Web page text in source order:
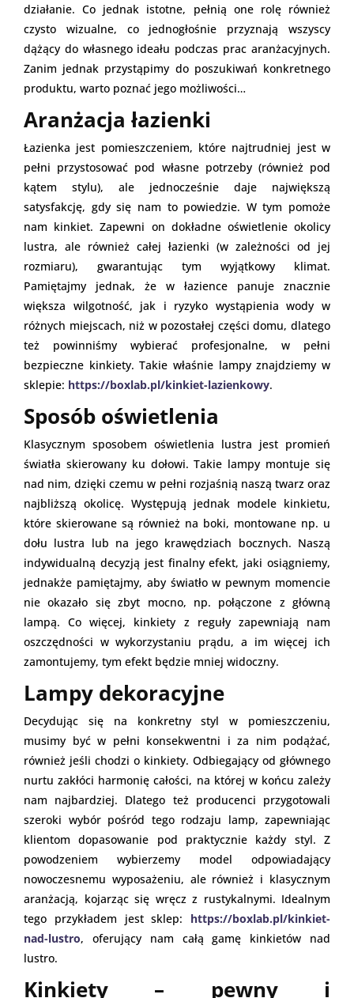
działanie. Co jednak istotne, pełnią one rolę również
czysto wizualne, co jednogłośnie przyznają wszyscy
dążący do własnego ideału podczas prac aranżacyjnych.
Zanim jednak przystąpimy do poszukiwań konkretnego
produktu, warto poznać jego możliwości…
Aranżacja łazienki
Łazienka jest pomieszczeniem, które najtrudniej jest w
pełni przystosować pod własne potrzeby (również pod
kątem stylu), ale jednocześnie daje największą
satysfakcję, gdy się nam to powiedzie. W tym pomoże
nam kinkiet. Zapewni on dokładne oświetlenie okolicy
lustra, ale również całej łazienki (w zależności od jej
rozmiaru), gwarantując tym wyjątkowy klimat.
Pamiętajmy jednak, że w łazience panuje znacznie
większa wilgotność, jak i ryzyko wystąpienia wody w
różnych miejscach, niż w pozostałej części domu, dlatego
też powinniśmy wybierać profesjonalne, w pełni
bezpieczne kinkiety. Takie właśnie lampy znajdziemy w
sklepie: https://boxlab.pl/kinkiet-lazienkowy.
Sposób oświetlenia
Klasycznym sposobem oświetlenia lustra jest promień
światła skierowany ku dołowi. Takie lampy montuje się
nad nim, dzięki czemu w pełni rozjaśnią naszą twarz oraz
najbliższą okolicę. Występują jednak modele kinkietu,
które skierowane są również na boki, montowane np. u
dołu lustra lub na jego krawędziach bocznych. Naszą
indywidualną decyzją jest finalny efekt, jaki osiągniemy,
jednakże pamiętajmy, aby światło w pewnym momencie
nie okazało się zbyt mocno, np. połączone z główną
lampą. Co więcej, kinkiety z reguły zapewniają nam
oszczędności w wykorzystaniu prądu, a im więcej ich
zamontujemy, tym efekt będzie mniej widoczny.
Lampy dekoracyjne
Decydując się na konkretny styl w pomieszczeniu,
musimy być w pełni konsekwentni i za nim podążać,
również jeśli chodzi o kinkiety. Odbiegający od głównego
nurtu zakłóci harmonię całości, na której w końcu zależy
nam najbardziej. Dlatego też producenci przygotowali
szeroki wybór pośród tego rodzaju lamp, zapewniając
klientom dopasowanie pod praktycznie każdy styl. Z
powodzeniem wybierzemy model odpowiadający
nowoczesnemu wyposażeniu, ale również i klasycznym
aranżacją, kojarząc się wręcz z rustykalnymi. Idealnym
tego przykładem jest sklep: https://boxlab.pl/kinkiet-
nad-lustro, oferujący nam całą gamę kinkietów nad
lustro.
Kinkiety – pewny i